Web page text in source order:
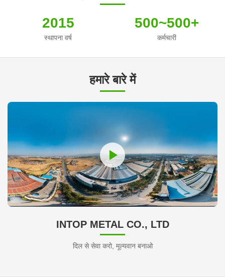
2015
स्थापना वर्ष
500~500+
कर्मचारी
हमारे बारे में
INTOP METAL CO., LTD
दिल से सेवा करो, मूल्यवान बनाओ